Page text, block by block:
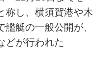
称し、横須賀港や木
艇の一般公開が、
どが行われた